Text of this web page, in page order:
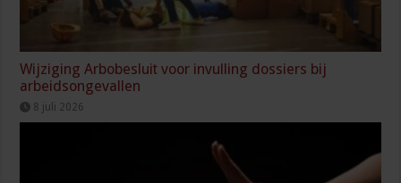
Wijziging Arbobesluit voor invulling dossiers bij
arbeidsongevallen
8 juli 2026